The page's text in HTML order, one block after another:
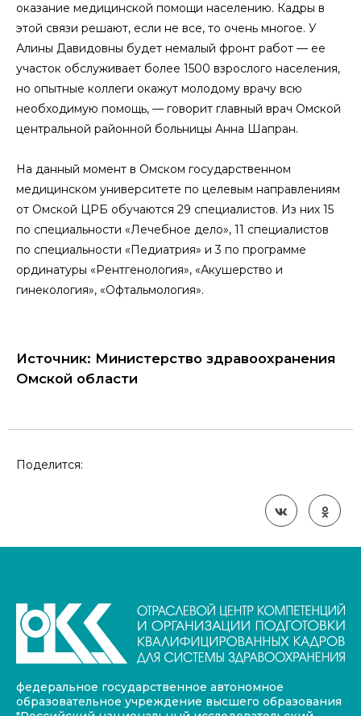
оказание медицинской помощи населению. Кадры в
этой связи решают, если не все, то очень многое. У
Алины Давидовны будет немалый фронт работ — ее
участок обслуживает более 1500 взрослого населения,
но опытные коллеги окажут молодому врачу всю
необходимую помощь, — говорит главный врач Омской
центральной районной больницы Анна Шапран.
На данный момент в Омском государственном
медицинском университете по целевым направлениям
от Омской ЦРБ обучаются 29 специалистов. Из них 15
по специальности «Лечебное дело», 11 специалистов
по специальности «Педиатрия» и 3 по программе
ординатуры «Рентгенология», «Акушерство и
гинекология», «Офтальмология».
Источник: Министерство здравоохранения
Омской области
Поделится:
федеральное государственное автономное
образовательное учреждение высшего образования